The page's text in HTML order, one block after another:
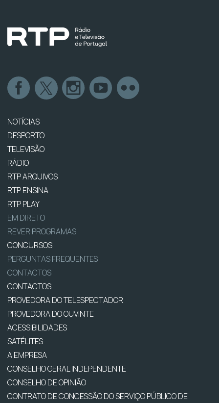
NOTÍCIAS
DESPORTO
TELEVISÃO
RÁDIO
RTP ARQUIVOS
RTP ENSINA
RTP PLAY
EM DIRETO
REVER PROGRAMAS
CONCURSOS
PERGUNTAS FREQUENTES
CONTACTOS
CONTACTOS
PROVEDORA DO TELESPECTADOR
PROVEDORA DO OUVINTE
ACESSIBILIDADES
SATÉLITES
A EMPRESA
CONSELHO GERAL INDEPENDENTE
CONSELHO DE OPINIÃO
CONTRATO DE CONCESSÃO DO SERVIÇO PÚBLICO DE